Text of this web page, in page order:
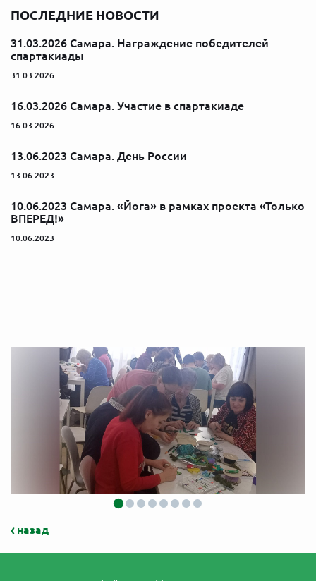
ПОСЛЕДНИЕ НОВОСТИ
31.03.2026 Самара. Награждение победителей
спартакиады
31.03.2026
16.03.2026 Самара. Участие в спартакиаде
16.03.2026
13.06.2023 Самара. День России
13.06.2023
10.06.2023 Самара. «Йога» в рамках проекта «Только
ВПЕРЕД!»
10.06.2023
назад